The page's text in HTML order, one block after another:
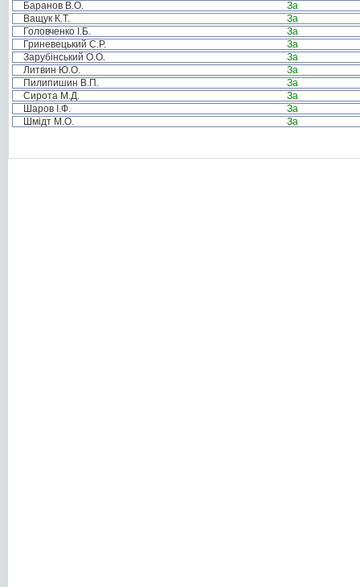
Баранов В.О.
За
Ващук К.Т.
За
Головченко І.Б.
За
Гриневецький С.Р.
За
Зарубінський О.О.
За
Литвин Ю.О.
За
Пилипишин В.П.
За
Сирота М.Д.
За
Шаров І.Ф.
За
Шмідт М.О.
За